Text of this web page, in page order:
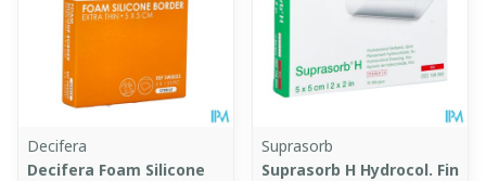
Decifera
Decifera Foam Silicone
Suprasorb
Suprasorb H Hydrocol. Fin